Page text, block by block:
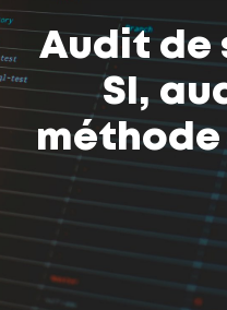
Audit de
SI,
méthode